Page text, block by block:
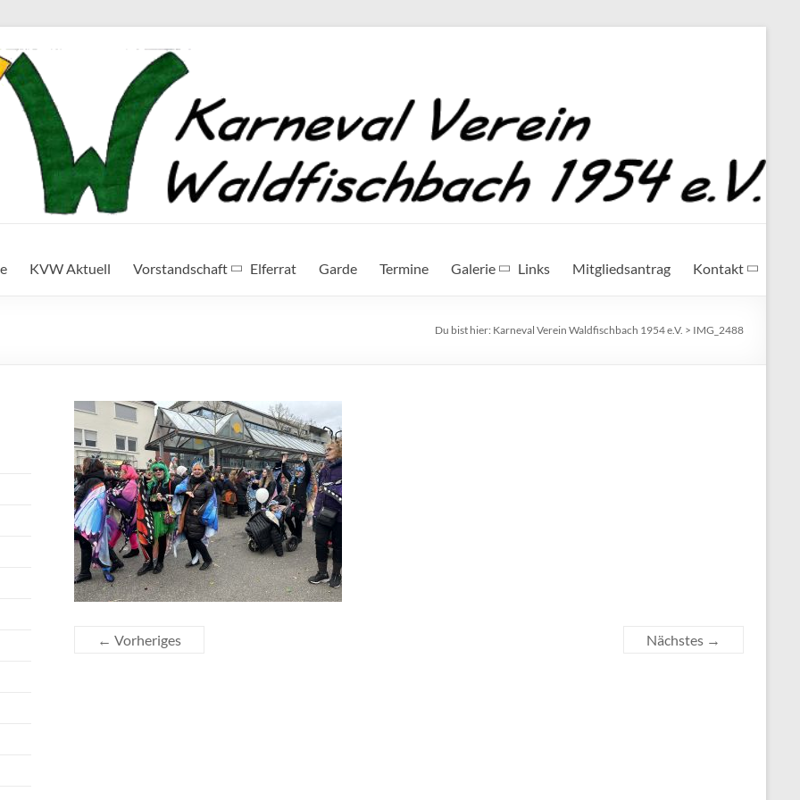
KVW Aktuell Vorstandschaft Elferrat Garde Termine Galerie Links Mitgliedsantrag Kontakt
Du bist hier: Karneval Verein Waldfischbach 1954 e.V. > IMG_2488
← Vorheriges Nächstes →